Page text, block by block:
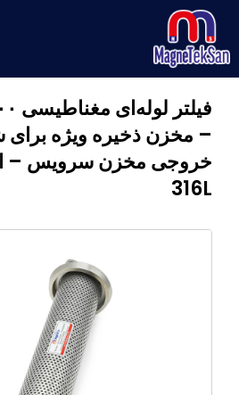
محتوا
– مخزن ذخیره ویژه
خروجی مخزن سرویس –
316L